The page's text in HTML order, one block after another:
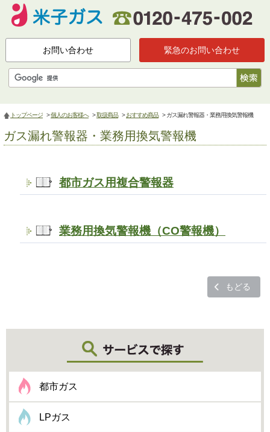
緊急のお問い合わせ
お問い合わせ
トップページ >個人のお客様へ >取扱商品 >おすすめ商品 > ガス漏れ警報器・業務用換気警報機
ガス漏れ警報器・業務用換気警報機
都市ガス用複合警報器
業務用換気警報機（CO警報機）
もどる
都市ガス
LPガス